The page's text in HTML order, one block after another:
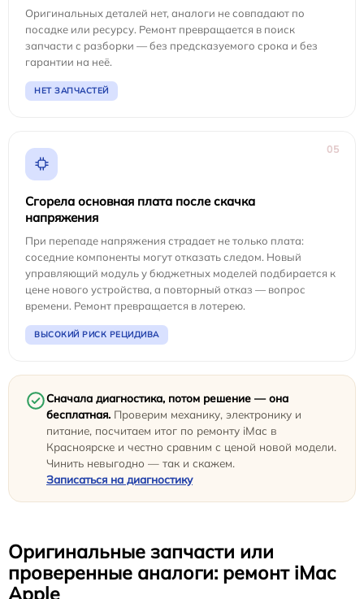
Оригинальных деталей нет, аналоги не совпадают по
посадке или ресурсу. Ремонт превращается в поиск
запчасти с разборки — без предсказуемого срока и без
гарантии на неё.
НЕТ ЗАПЧАСТЕЙ
05
Сгорела основная плата после скачка
напряжения
При перепаде напряжения страдает не только плата:
соседние компоненты могут отказать следом. Новый
управляющий модуль у бюджетных моделей подбирается к
цене нового устройства, а повторный отказ — вопрос
времени. Ремонт превращается в лотерею.
ВЫСОКИЙ РИСК РЕЦИДИВА
Сначала диагностика, потом решение — она
бесплатная. Проверим механику, электронику и
питание, посчитаем итог по ремонту iMac в
Красноярске и честно сравним с ценой новой модели.
Чинить невыгодно — так и скажем.
Записаться на диагностику
Оригинальные запчасти или
проверенные аналоги: ремонт iMac
Apple